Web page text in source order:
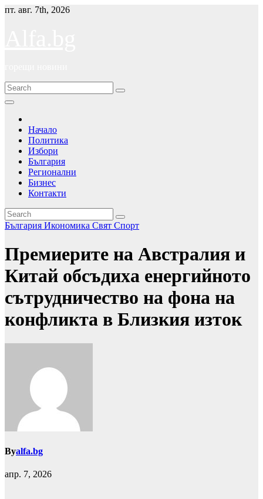
Skip
пт. авг. 7th, 2026
Начало
Политика
Избори
България
Регионални
Бизнес
Контакти
България Икономика Свят Спорт
Премиерите на Австралия и
Китай обсъдиха енергийното
сътрудничество на фона на
конфликта в Близкия изток
Byalfa.bg
апр. 7, 2026